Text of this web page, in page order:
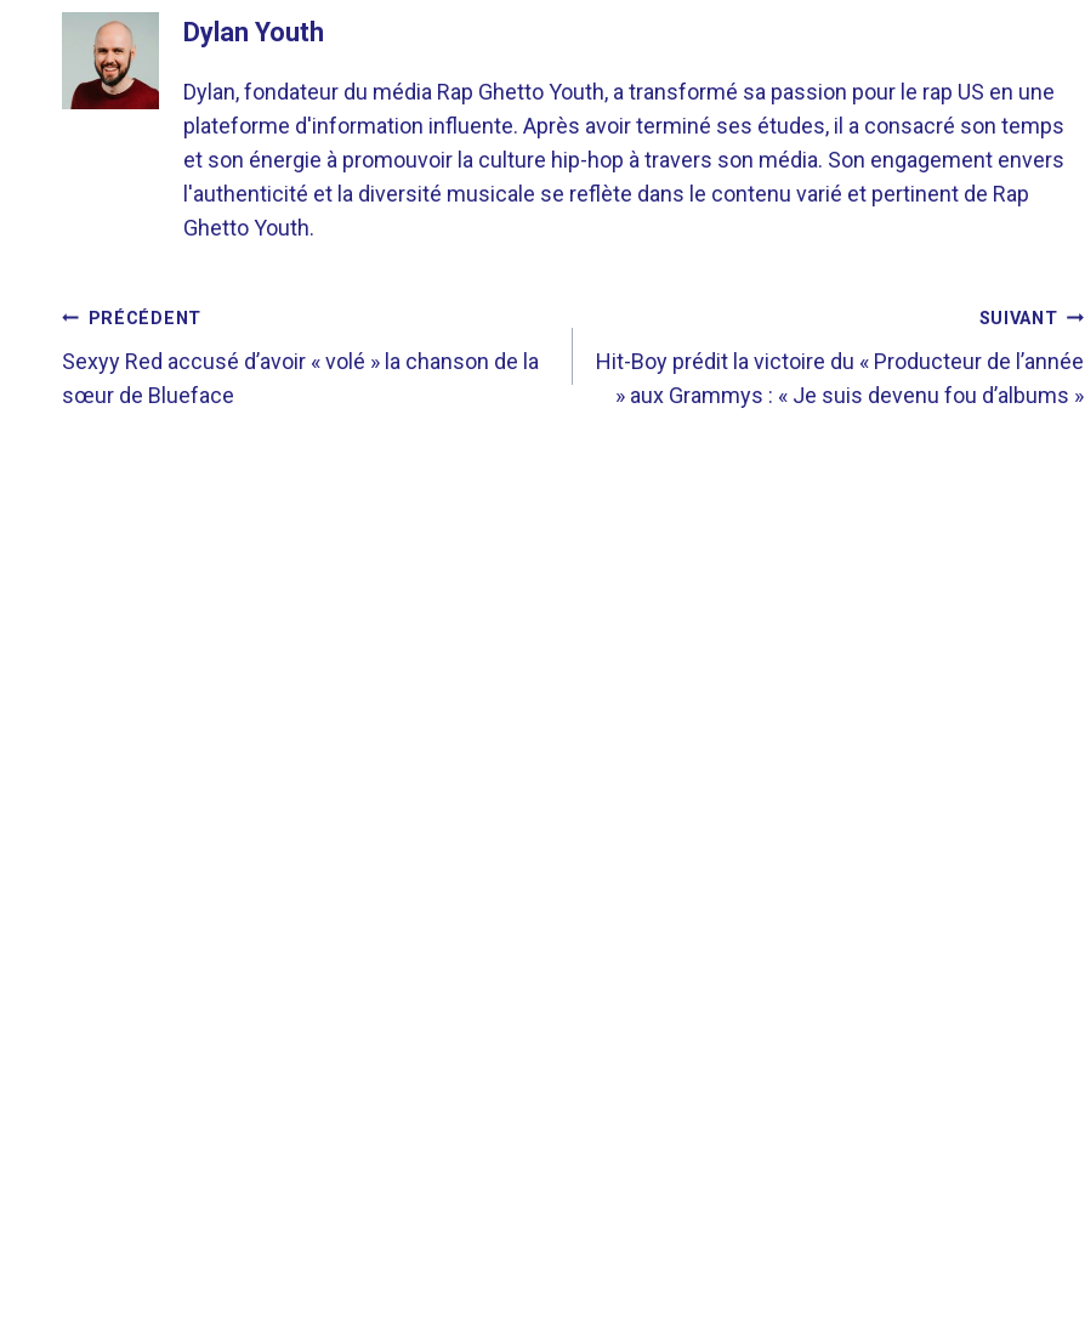
Dylan Youth
Dylan, fondateur du média Rap Ghetto Youth, a transformé sa passion pour le rap US en une
plateforme d'information influente. Après avoir terminé ses études, il a consacré son temps
et son énergie à promouvoir la culture hip-hop à travers son média. Son engagement envers
l'authenticité et la diversité musicale se reflète dans le contenu varié et pertinent de Rap
Ghetto Youth.
NAVIGATION
DE
PRÉCÉDENT
Sexyy Red accusé d’avoir « volé » la chanson de la
sœur de Blueface
SUIVANT
Hit-Boy prédit la victoire du « Producteur de l’année
» aux Grammys : « Je suis devenu fou d’albums »